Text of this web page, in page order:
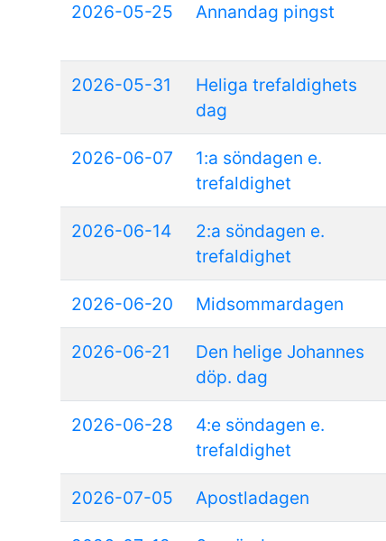
2026-05-25 Annandag pingst
2026-05-31
Heliga trefaldighets
dag
2026-06-07
1:a söndagen e.
trefaldighet
2026-06-14
2:a söndagen e.
trefaldighet
2026-06-20 Midsommardagen
2026-06-21
Den helige Johannes
döp. dag
2026-06-28
4:e söndagen e.
trefaldighet
2026-07-05 Apostladagen